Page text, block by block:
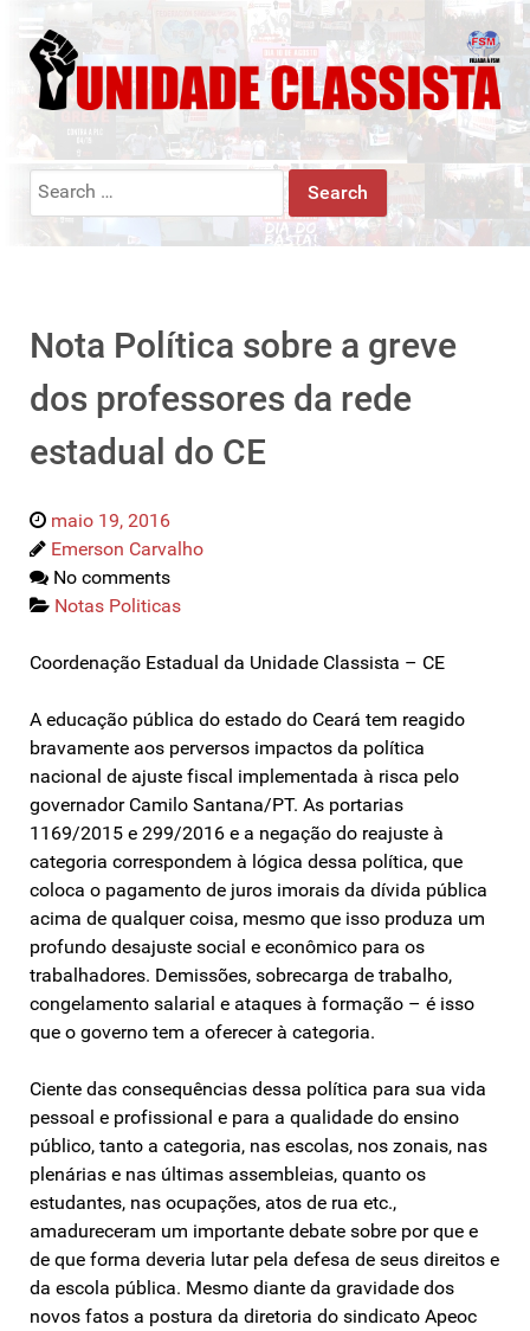
Search
Nota Política sobre a greve
dos professores da rede
estadual do CE
maio 19, 2016
Emerson Carvalho
No comments
Notas Politicas
Coordenação Estadual da Unidade Classista – CE
A educação pública do estado do Ceará tem reagido
bravamente aos perversos impactos da política
nacional de ajuste fiscal implementada à risca pelo
governador Camilo Santana/PT. As portarias
1169/2015 e 299/2016 e a negação do reajuste à
categoria correspondem à lógica dessa política, que
coloca o pagamento de juros imorais da dívida pública
acima de qualquer coisa, mesmo que isso produza um
profundo desajuste social e econômico para os
trabalhadores. Demissões, sobrecarga de trabalho,
congelamento salarial e ataques à formação – é isso
que o governo tem a oferecer à categoria.
Ciente das consequências dessa política para sua vida
pessoal e profissional e para a qualidade do ensino
público, tanto a categoria, nas escolas, nos zonais, nas
plenárias e nas últimas assembleias, quanto os
estudantes, nas ocupações, atos de rua etc.,
amadureceram um importante debate sobre por que e
de que forma deveria lutar pela defesa de seus direitos e
da escola pública. Mesmo diante da gravidade dos
novos fatos a postura da diretoria do sindicato Apeoc